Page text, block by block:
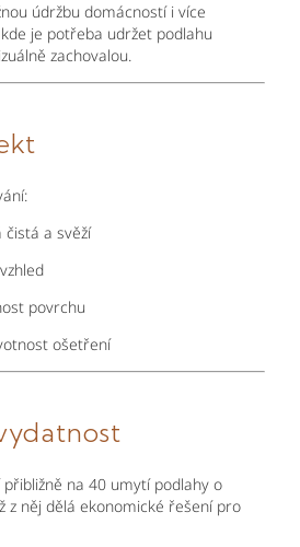
údržbu domácností i více
je potřeba udržet podlahu
zachovalou.
čistá a svěží
povrchu
ošetření
na 40 umytí podlahy o
z něj dělá ekonomické řešení pro